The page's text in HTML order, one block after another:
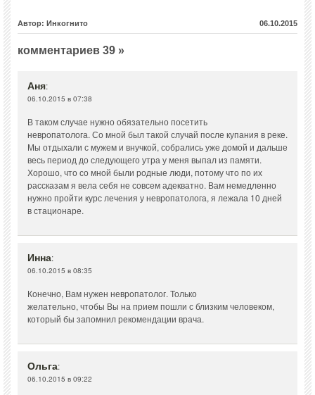
Автор: Инкогнито 06.10.2015
комментариев 39 »
Аня:
06.10.2015 в 07:38
В таком случае нужно обязательно посетить
невропатолога. Со мной был такой случай после купания в реке.
Мы отдыхали с мужем и внучкой, собрались уже домой и дальше
весь период до следующего утра у меня выпал из памяти.
Хорошо, что со мной были родные люди, потому что по их
рассказам я вела себя не совсем адекватно. Вам немедленно
нужно пройти курс лечения у невропатолога, я лежала 10 дней
в стационаре.
Инна:
06.10.2015 в 08:35
Конечно, Вам нужен невропатолог. Только
желательно, чтобы Вы на прием пошли с близким человеком,
который бы запомнил рекомендации врача.
Ольга:
06.10.2015 в 09:22